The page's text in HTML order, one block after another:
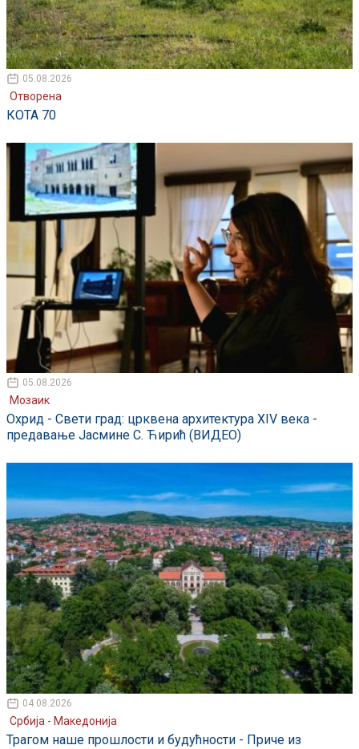
05.08.2026
Отворена
КОТА 70
05.08.2026
Мозаик
Охрид - Свети град: црквена архитектура XIV века -
предавање Јасмине С. Ћирић (ВИДЕО)
04.08.2026
Србија - Македонија
Трагом наше прошлости и будућности - Приче из